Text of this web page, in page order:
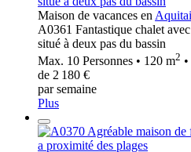
Maison de vacances en
A0361 Fantastique chalet
situé à deux pas du bassin
Max. 10 Personnes • 120 m2
de 2 180 €
par semaine
Plus